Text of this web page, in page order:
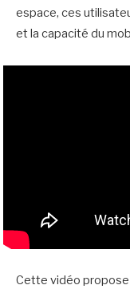
espace, ces
et la capacité du
Cette vidéo